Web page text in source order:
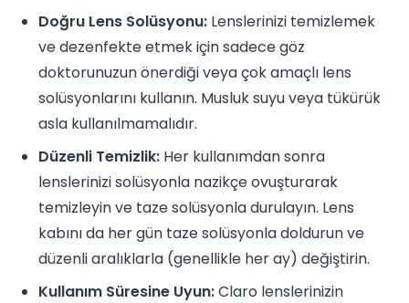
Doğru Lens Solüsyonu: Lenslerinizi temizlemek
ve dezenfekte etmek için sadece göz
doktorunuzun önerdiği veya çok amaçlı lens
solüsyonlarını kullanın. Musluk suyu veya tükürük
asla kullanılmamalıdır.
Düzenli Temizlik: Her kullanımdan sonra
lenslerinizi solüsyonla nazikçe ovuşturarak
temizleyin ve taze solüsyonla durulayın. Lens
kabını da her gün taze solüsyonla doldurun ve
düzenli aralıklarla (genellikle her ay) değiştirin.
Kullanım Süresine Uyun:Claro lenslerinizin